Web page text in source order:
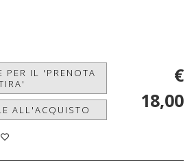
PER IL 'PRENOTA
ALL'ACQUISTO
€
18,00